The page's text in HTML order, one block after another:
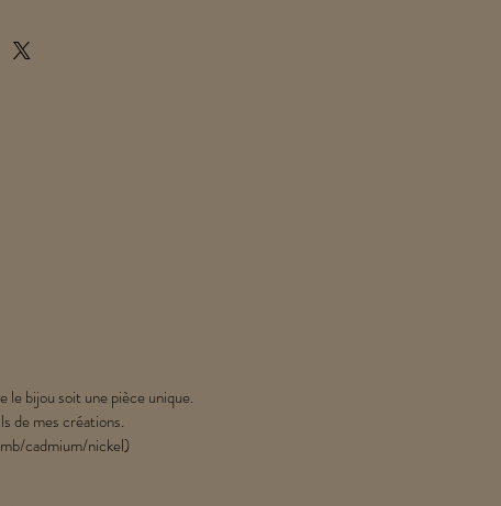
le bijou soit une pièce unique.
de mes créations.
cadmium/nickel)